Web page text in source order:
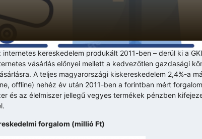
kereskedelem produkált 2011-ben – derül ki a
vásárlás előnyei mellett a kedvezőtlen gazdasági
A teljes magyarországi kiskereskedelem 2,4%-a
offline) nehéz év után 2011-ben a forintban mért
és az élelmiszer jellegű vegyes termékek pénzben
forgalom (millió Ft)